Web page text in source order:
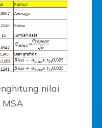
nilai
MSA